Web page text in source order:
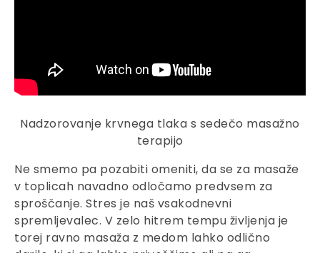
Nadzorovanje krvnega tlaka s sedečo masažno
terapijo
Ne smemo pa pozabiti omeniti, da se za masaže
v toplicah navadno odločamo predvsem za
sproščanje. Stres je naš vsakodnevni
spremljevalec. V zelo hitrem tempu življenja je
torej ravno masaža z medom lahko odlično